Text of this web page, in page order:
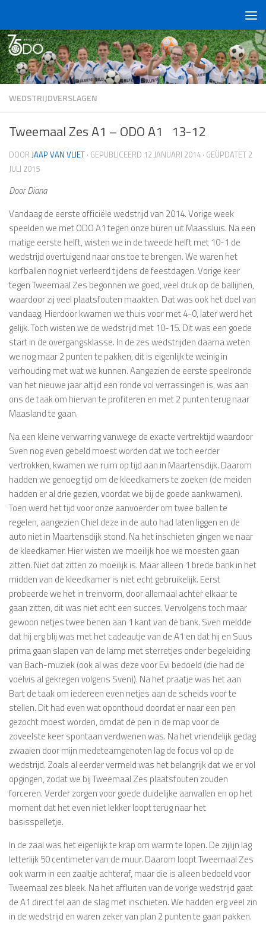
WEDSTRIJDVERSLAGEN
Tweemaal Zes A1 – ODO A1 13-12
DOOR JAAP VAN VLIET · GEPUBLICEERD 12 JANUARI 2014 · GEÜPDATET 2
JULI 2015
Door Diana
Vandaag de eerste officiële wedstrijd van 2014. Vorige week
speelden we met ODO A1 tegen onze buren uit Maassluis. Na een
matige eerste helft, wisten we in de tweede helft met 10-1 de
wedstrijd overtuigend naar ons toe te brengen. We waren het
korfballen nog niet verleerd tijdens de feestdagen. Vorige keer
tegen Tweemaal Zes begonnen we goed, veel druk op de ballijnen,
waardoor zij veel plaatsfouten maakten. Dat was ook het doel van
vandaag. Hierdoor kwamen we thuis voor met 4-0, later werd het
gelijk. Toch wisten we de wedstrijd met 10-15. Dit was een goede
start in de overgangsklasse. In de zes wedstrijden daarna weten
we nog maar 2 punten te pakken, dit is eigenlijk te weinig in
verhouding met wat we kunnen. Aangezien de eerste speelronde
van het nieuwe jaar altijd een ronde vol verrassingen is, was aan
ons de taak om hiervan te profiteren en met 2 punten terug naar
Maasland te gaan.
Na een kleine verwarring vanwege de exacte vertrektijd waardoor
Sven nog even gebeld moest worden dat we toch eerder
vertrokken, kwamen we ruim op tijd aan in Maartensdijk. Daarom
hadden we genoeg tijd om de kleedkamers te zoeken (de meiden
hadden er al drie gezien, voordat we bij de goede aankwamen).
Toen werd het tijd voor onze aanvoerder om twee ballen te
regelen, aangezien Chiel deze in de auto had laten liggen en de
auto niet in Maartensdijk stond. Na het inschieten gingen we naar
de kleedkamer. Hier wisten we moeilijk hoe we moesten gaan
zitten. Niet dat zitten zo moeilijk is. Maar alleen 1 brede bank in het
midden van de kleedkamer is niet echt gebruikelijk. Eerst
probeerde we het in treinvorm, door allemaal achter elkaar te
gaan zitten, dit was niet echt een succes. Vervolgens toch maar
gewoon netjes twee benen aan 1 kant van de bank. Sven meldde
dat hij erg blij was met het cadeautje van de A1 en dat hij en Suus
prima gaan slapen van de lamp met sterretjes onder begeleiding
van Bach-muziek (ook al was deze voor Evi bedoeld (die had de
voelvis al gekregen volgens Sven)). Na het praatje was het aan
Bart de taak om iedereen even netjes aan de scheids voor te
stellen. Dit had even wat oponthoud doordat er naar een pen
gezocht moest worden, omdat de pen in de map voor de
zoveelste keer spontaan verdwenen was. Na het vriendelijk gedag
zwaaien door mijn medeteamgenoten lag de focus vol op de
wedstrijd. Zoals al eerder vermeld was het belangrijk dat we er vol
opgingen, zodat we bij Tweemaal Zes plaatsfouten zouden
forceren. Verder zorgen voor goede duidelijke aanvallen en op het
moment dat het even niet lekker loopt terug naar het
basisspelletje.
In de zaal was het eigenlijk te krap om warm te lopen. De zijlijn lag
letterlijk 50 centimeter van de muur. Daarom loopt Tweemaal Zes
ook warm in een zaaltje achteraf, maar die is alleen bedoeld voor
Tweemaal zes bleek. Na het affluiten van de vorige wedstrijd gaat
de A1 direct fel aan de slag met inschieten. We hadden erg veel zin
in de wedstrijd en waren zeker van plan 2 punten te gaan pakken.